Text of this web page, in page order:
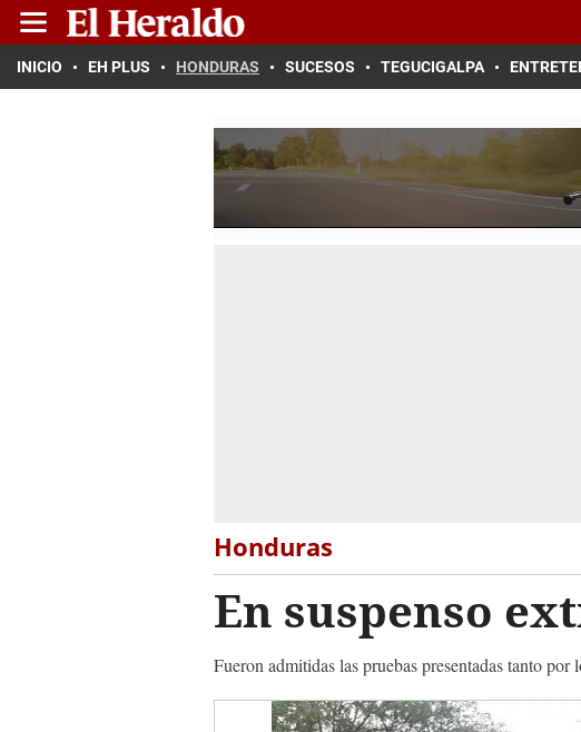
INICIO EH PLUS HONDURAS SUCESOS TEGUCIGALPA
Honduras
En suspenso
Fueron admitidas las pruebas presentadas tanto